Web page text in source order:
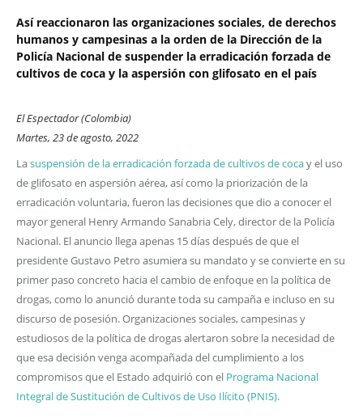
Así reaccionaron las organizaciones sociales, de derechos
humanos y campesinas a la orden de la Dirección de la
Policía Nacional de suspender la erradicación forzada de
cultivos de coca y la aspersión con glifosato en el país
El Espectador (Colombia)
Martes, 23 de agosto, 2022
Lasuspensión de la erradicación forzada de cultivos de cocay el uso
de glifosato en aspersión aérea, así como la priorización de la
erradicación voluntaria, fueron las decisiones que dio a conocer el
mayor general Henry Armando Sanabria Cely, director de la Policía
Nacional. El anuncio llega apenas 15 días después de que el
presidente Gustavo Petro asumiera su mandato y se convierte en su
primer paso concreto hacia el cambio de enfoque en la política de
drogas, como lo anunció durante toda su campaña e incluso en su
discurso de posesión. Organizaciones sociales, campesinas y
estudiosos de la política de drogas alertaron sobre la necesidad de
que esa decisión venga acompañada del cumplimiento a los
compromisos que el Estado adquirió con el Programa Nacional
Integral de Sustitución de Cultivos de Uso Ilícito (PNIS).